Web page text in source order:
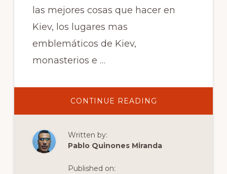
las mejores cosas que hacer en
Kiev, los lugares mas
emblemáticos de Kiev,
monasterios e …
CONTINUE READING
MEJORES
EN
KIEV
Written by:
Pablo Quinones Miranda
Published on: